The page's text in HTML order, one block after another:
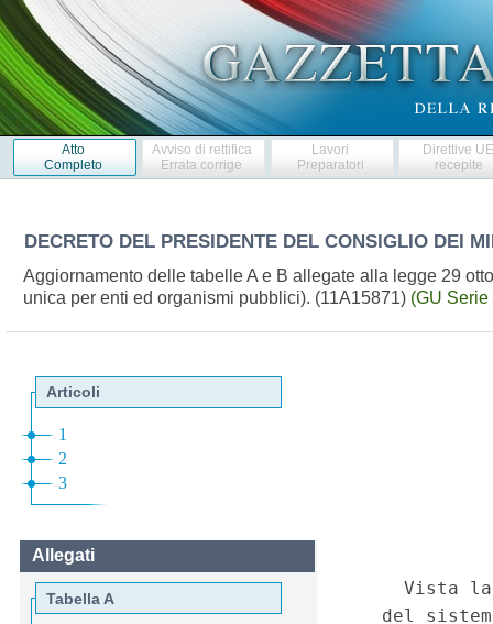
Atto
Completo
Avviso di rettifica
Errata corrige
Lavori
Preparatori
Direttive
recepite
DECRETO DEL PRESIDENTE DEL CONSIGLIO DEI
Aggiornamento delle tabelle A e B allegate alla legge 29
unica per enti ed organismi pubblici). (11A15871) (GU